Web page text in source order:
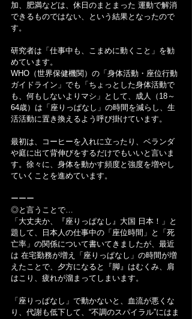
加、肥満などは、休日のまとまった 運動で解消
できるものではない、という結果となったので
す。
研究者は「仕事中も、こまめに動くこと」を勧
めています。
WHO（世界保健機関）の「身体活動・座位行動
ガイドライン」でも「ちょっとした身体活動で
も、何もしないよりマシ」として、成人（18～
64歳）は「座りっぱなし」の時間を減らし、生
活活動に置き換えるよう呼び掛けています。
最初は、コーヒーを入れに立ったり、ベランダ
や庭に出て背伸びをするだけでもいいと言いま
す。徐々に、身体を動かす頻度と強度を増やし
ていくことを進めています。
ーーー
◎と言うことで…
「大丈夫か、『座りっぱなし』大国 日本！」と
題して、日本人の仕事中の「座位時間」と「死
亡率」の関係について書いてきましたが、最近
は 在宅勤務が増え「座りっぱなし」の時間が増
えたことで、夕方になると『脚』はむくみ、肩
はこり、疲れが溜まってしまいます。
「座りっぱなし」で動かないと、血流が悪くな
り、代謝も低下して、“不調のスパイラル”にはま